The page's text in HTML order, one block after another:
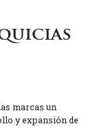
marcas un
y expansión de